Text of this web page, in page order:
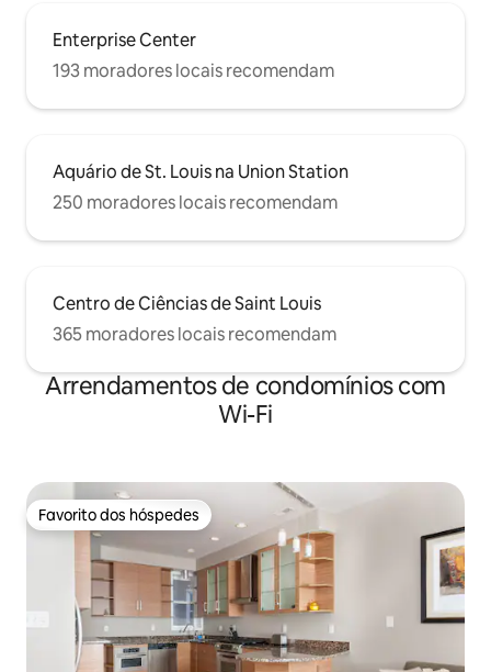
Enterprise Center
193 moradores locais recomendam
Aquário de St. Louis na Union Station
250 moradores locais recomendam
Centro de Ciências de Saint Louis
365 moradores locais recomendam
Arrendamentos de condomínios com
Wi-Fi
Favorito dos hóspedes
Favorito dos hóspedes